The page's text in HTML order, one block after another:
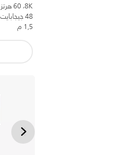
8K،‏ 60 هرتز
48 جيجابايت في الثانية
1,5 م